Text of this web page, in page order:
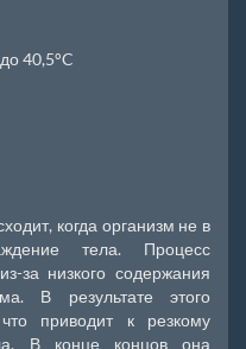
40,5°C
когда организм не в
тела. Процесс
за низкого содержания
В результате этого
приводит к резкому
В конце концов она